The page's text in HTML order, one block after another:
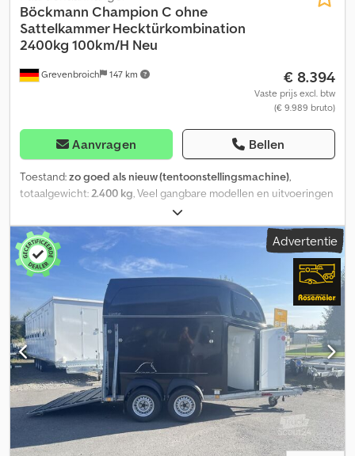
Grevenbroich 147 km
Böckmann Champion C ohne
Sattelkammer Hecktürkombination
2400kg 100km/H Neu
€ 8.394
Vaste prijs excl. btw
(€ 9.989 bruto)
Aanvragen Bellen
Toestand:zo goed als nieuw (tentoonstellingsmachine),
totaalgewicht:2.400 kg, Veel gangbare modellen en uitvoeringen
leverbaar... Meer is gewoon meerwaarde... Onze Böckmann
paardentrailers bieden de meest comfortabele oplossing voor
paard en ruiter, ooit. Meer dan 50 nieuwe paardentrailers direct
uit voorraad leverbaar, Dwjdpfx Ansztkcajxea of reserveer nu uw
gewenste model + gewenste uitvoering + kleur tegen een
gunstige prijs. Een vrijblijvend voorbeeld: showroommodel met
korting, zolang de voorraad strekt! Paardentrailer Champion C -
voor 2 paarden, 2400 kg, CFFplus V chassis, verlaagd, aluminium
opbouw en vloer, polyester kap antraciet met getinte ramen,
achterklep combinatie met zwenkbare achterklep, 165 cm hoge
scheidingswand met PVC bovenkant, trapbescherming...
Showroomtrailer, zolang de voorraad strekt! Verkoop telefonisch
en afhalen na afspraak onder In ons online winkel kunt u 24 uur
per dag terecht voor aanbiedingen op trailershop. Inruil van alle
trailers mogelijk op locatie en financiering vanaf €0 aanbetaling.
Advertentie